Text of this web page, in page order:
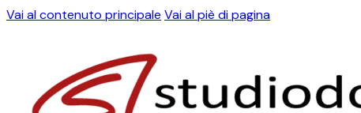
Vai al contenuto principale Vai al piè di pagina